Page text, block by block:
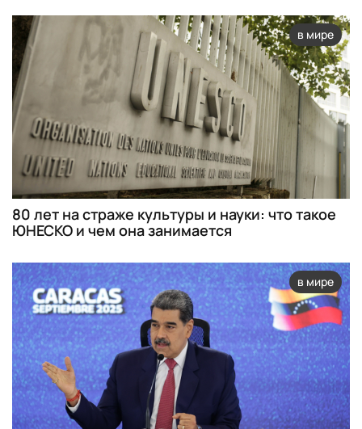
в мире
80 лет на страже культуры и науки: что такое
ЮНЕСКО и чем она занимается
в мире